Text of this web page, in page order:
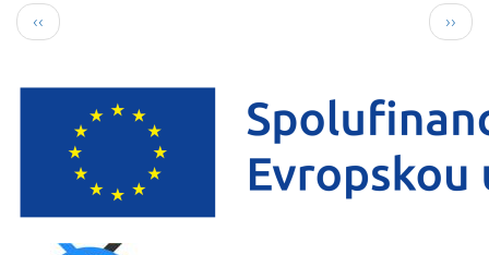
Pagination
Předchozí
stránka
‹‹ ››